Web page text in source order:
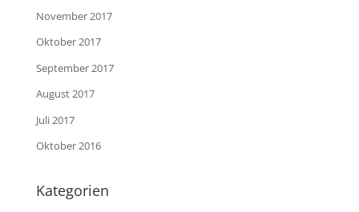
November 2017
Oktober 2017
September 2017
August 2017
Juli 2017
Oktober 2016
Kategorien